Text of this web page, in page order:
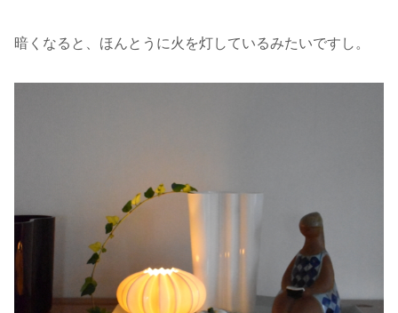
暗くなると、ほんとうに火を灯しているみたいですし。